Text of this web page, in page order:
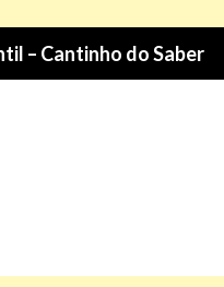
– Cantinho do Saber